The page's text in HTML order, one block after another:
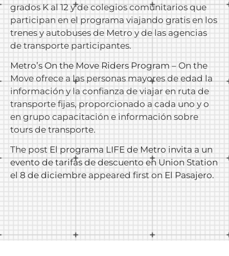
grados K al 12 y de colegios comunitarios que
participan en el programa viajando gratis en los
trenes y autobuses de Metro y de las agencias
de transporte participantes.
Metro’s On the Move Riders Program – On the
Move ofrece a las personas mayores de edad la
información y la confianza de viajar en ruta de
transporte fijas, proporcionado a cada uno y o
en grupo capacitación e información sobre
tours de transporte.
The post El programa LIFE de Metro invita a un
evento de tarifas de descuento en Union Station
el 8 de diciembre appeared first on El Pasajero.